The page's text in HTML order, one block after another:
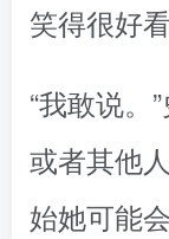
笑得很好看
“我敢说。
或者其他
始她可能